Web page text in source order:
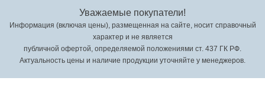
Уважаемые покупатели!
Информация (включая цены), размещенная на сайте, носит справочный
характер и не является
публичной офертой, определяемой положениями ст. 437 ГК РФ.
Актуальность цены и наличие продукции уточняйте у менеджеров.